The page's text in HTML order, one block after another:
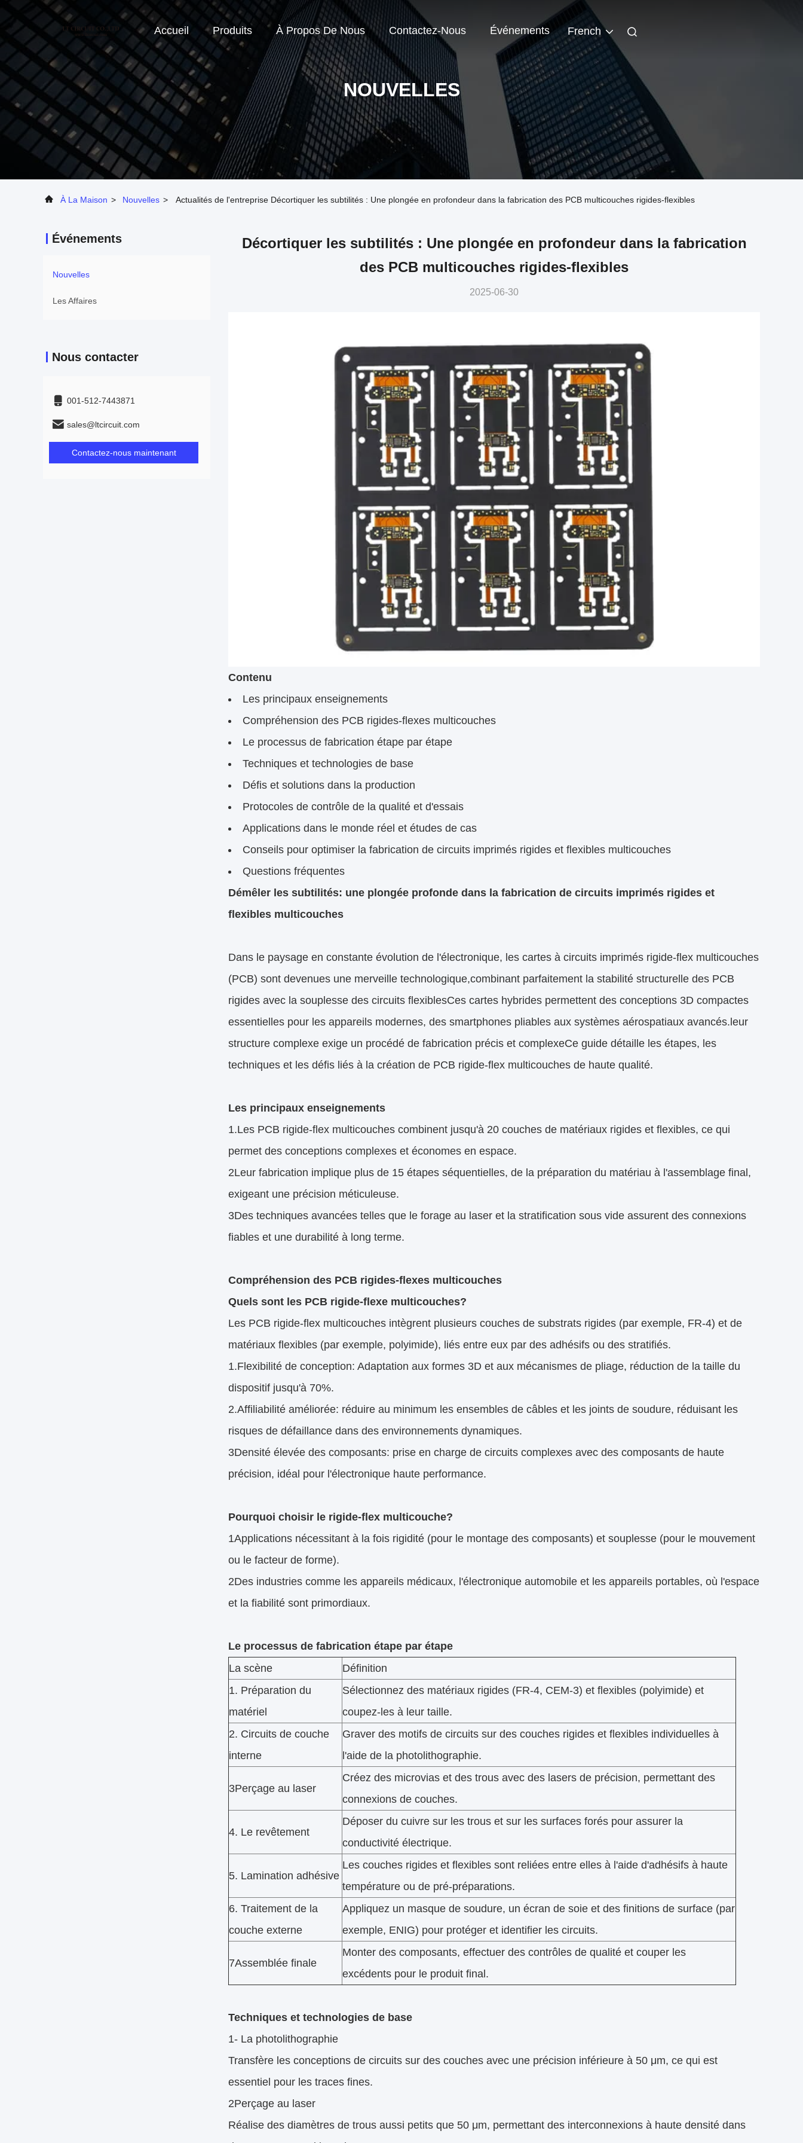
Accueil Produits À Propos De Nous Contactez-Nous Événements French
NOUVELLES
À La Maison > Nouvelles > Actualités de l'entreprise Décortiquer les subtilités : Une plongée en profondeur dans la fabrication des PCB multicouches rigides-flexibles
Événements
Nouvelles
Les Affaires
Nous contacter
001-512-7443871
sales@ltcircuit.com
Contactez-nous maintenant
Décortiquer les subtilités : Une plongée en profondeur dans la fabrication
des PCB multicouches rigides-flexibles
2025-06-30
Contenu
Les principaux enseignements
Compréhension des PCB rigides-flexes multicouches
Le processus de fabrication étape par étape
Techniques et technologies de base
Défis et solutions dans la production
Protocoles de contrôle de la qualité et d'essais
Applications dans le monde réel et études de cas
Conseils pour optimiser la fabrication de circuits imprimés rigides et flexibles multicouches
Questions fréquentes
Démêler les subtilités: une plongée profonde dans la fabrication de circuits imprimés rigides et
flexibles multicouches
Dans le paysage en constante évolution de l'électronique, les cartes à circuits imprimés rigide-flex multicouches
(PCB) sont devenues une merveille technologique,combinant parfaitement la stabilité structurelle des PCB
rigides avec la souplesse des circuits flexiblesCes cartes hybrides permettent des conceptions 3D compactes
essentielles pour les appareils modernes, des smartphones pliables aux systèmes aérospatiaux avancés.leur
structure complexe exige un procédé de fabrication précis et complexeCe guide détaille les étapes, les
techniques et les défis liés à la création de PCB rigide-flex multicouches de haute qualité.
Les principaux enseignements
1.Les PCB rigide-flex multicouches combinent jusqu'à 20 couches de matériaux rigides et flexibles, ce qui
permet des conceptions complexes et économes en espace.
2Leur fabrication implique plus de 15 étapes séquentielles, de la préparation du matériau à l'assemblage final,
exigeant une précision méticuleuse.
3Des techniques avancées telles que le forage au laser et la stratification sous vide assurent des connexions
fiables et une durabilité à long terme.
Compréhension des PCB rigides-flexes multicouches
Quels sont les PCB rigide-flexe multicouches?
Les PCB rigide-flex multicouches intègrent plusieurs couches de substrats rigides (par exemple, FR-4) et de
matériaux flexibles (par exemple, polyimide), liés entre eux par des adhésifs ou des stratifiés.
1.Flexibilité de conception: Adaptation aux formes 3D et aux mécanismes de pliage, réduction de la taille du
dispositif jusqu'à 70%.
2.Affiliabilité améliorée: réduire au minimum les ensembles de câbles et les joints de soudure, réduisant les
risques de défaillance dans des environnements dynamiques.
3Densité élevée des composants: prise en charge de circuits complexes avec des composants de haute
précision, idéal pour l'électronique haute performance.
Pourquoi choisir le rigide-flex multicouche?
1Applications nécessitant à la fois rigidité (pour le montage des composants) et souplesse (pour le mouvement
ou le facteur de forme).
2Des industries comme les appareils médicaux, l'électronique automobile et les appareils portables, où l'espace
et la fiabilité sont primordiaux.
Le processus de fabrication étape par étape
La scène
Définition
1. Préparation du
matériel
Sélectionnez des matériaux rigides (FR-4, CEM-3) et flexibles (polyimide) et
coupez-les à leur taille.
2. Circuits de couche
interne
Graver des motifs de circuits sur des couches rigides et flexibles individuelles à
l'aide de la photolithographie.
3Perçage au laser
Créez des microvias et des trous avec des lasers de précision, permettant des
connexions de couches.
4. Le revêtement
Déposer du cuivre sur les trous et sur les surfaces forés pour assurer la
conductivité électrique.
5. Lamination adhésive
Les couches rigides et flexibles sont reliées entre elles à l'aide d'adhésifs à haute
température ou de pré-préparations.
6. Traitement de la
couche externe
Appliquez un masque de soudure, un écran de soie et des finitions de surface (par
exemple, ENIG) pour protéger et identifier les circuits.
7Assemblée finale
Monter des composants, effectuer des contrôles de qualité et couper les
excédents pour le produit final.
Techniques et technologies de base
1- La photolithographie
Transfère les conceptions de circuits sur des couches avec une précision inférieure à 50 μm, ce qui est
essentiel pour les traces fines.
2Perçage au laser
Réalise des diamètres de trous aussi petits que 50 μm, permettant des interconnexions à haute densité dans